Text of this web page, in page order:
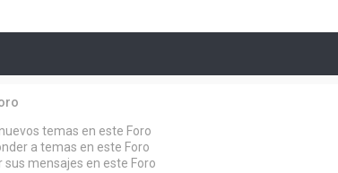
temas en este Foro
a temas en este Foro
mensajes en este Foro